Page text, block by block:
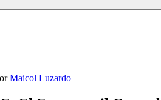
Maicol Luzardo